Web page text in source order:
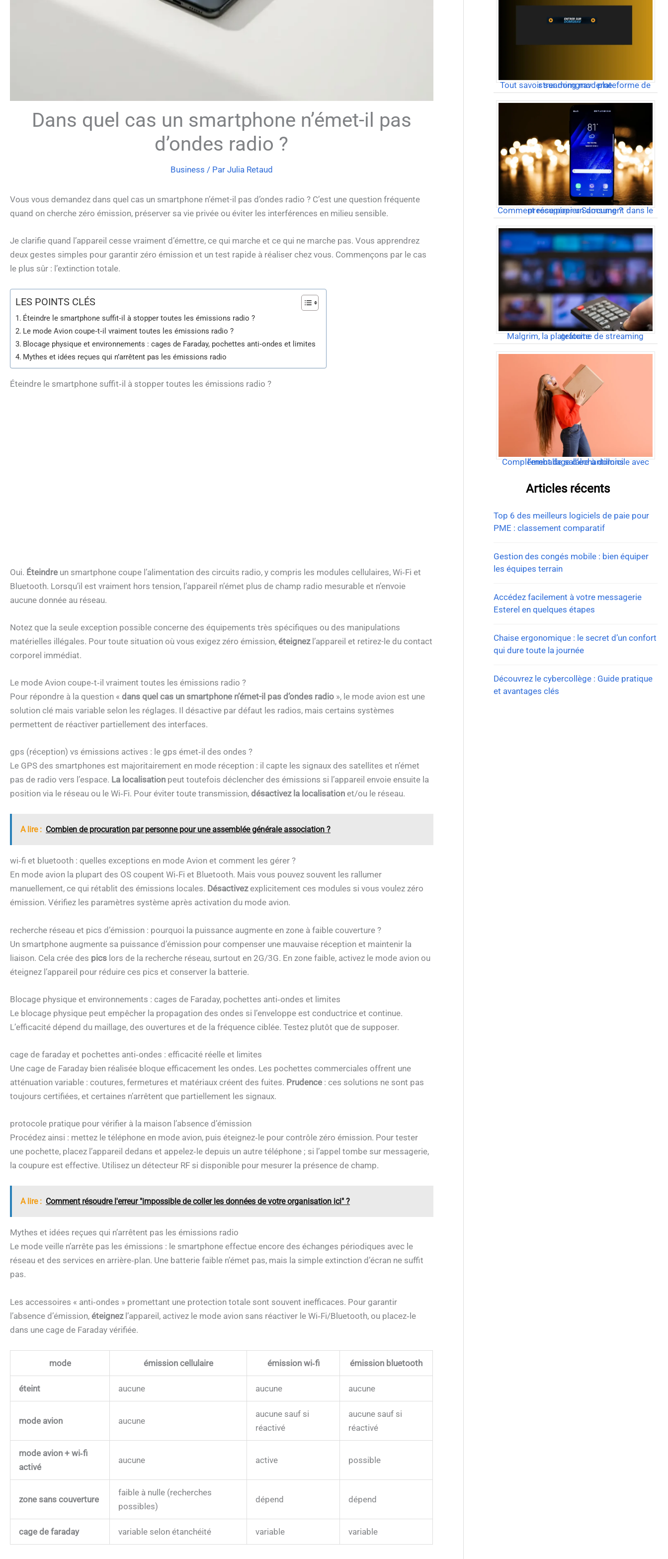
Dans quel cas un smartphone n’émet-il pas
d’ondes radio ?
Business / Par Julia Retaud
Vous vous demandez dans quel cas un smartphone n’émet-il pas d’ondes radio ? C’est une question fréquente
quand on cherche zéro émission, préserver sa vie privée ou éviter les interférences en milieu sensible.
Je clarifie quand l’appareil cesse vraiment d’émettre, ce qui marche et ce qui ne marche pas. Vous apprendrez
deux gestes simples pour garantir zéro émission et un test rapide à réaliser chez vous. Commençons par le cas
le plus sûr : l’extinction totale.
LES POINTS CLÉS
Éteindre le smartphone suffit‑il à stopper toutes les émissions radio ?
Le mode Avion coupe‑t‑il vraiment toutes les émissions radio ?
Blocage physique et environnements : cages de Faraday, pochettes anti‑ondes et limites
Mythes et idées reçues qui n’arrêtent pas les émissions radio
Éteindre le smartphone suffit‑il à stopper toutes les émissions radio ?
Oui. Éteindre un smartphone coupe l’alimentation des circuits radio, y compris les modules cellulaires, Wi‑Fi et
Bluetooth. Lorsqu’il est vraiment hors tension, l’appareil n’émet plus de champ radio mesurable et n’envoie
aucune donnée au réseau.
Notez que la seule exception possible concerne des équipements très spécifiques ou des manipulations
matérielles illégales. Pour toute situation où vous exigez zéro émission, éteignezl’appareil et retirez-le du contact
corporel immédiat.
Le mode Avion coupe‑t‑il vraiment toutes les émissions radio ?
Pour répondre à la question « dans quel cas un smartphone n’émet-il pas d’ondes radio », le mode avion est une
solution clé mais variable selon les réglages. Il désactive par défaut les radios, mais certains systèmes
permettent de réactiver partiellement des interfaces.
gps (réception) vs émissions actives : le gps émet‑il des ondes ?
Le GPS des smartphones est majoritairement en mode réception : il capte les signaux des satellites et n’émet
pas de radio vers l’espace. La localisation peut toutefois déclencher des émissions si l’appareil envoie ensuite la
position via le réseau ou le Wi‑Fi. Pour éviter toute transmission, désactivez la localisation et/ou le réseau.
A lire : Combien de procuration par personne pour une assemblée générale association ?
wi‑fi et bluetooth : quelles exceptions en mode Avion et comment les gérer ?
En mode avion la plupart des OS coupent Wi‑Fi et Bluetooth. Mais vous pouvez souvent les rallumer
manuellement, ce qui rétablit des émissions locales. Désactivezexplicitement ces modules si vous voulez zéro
émission. Vérifiez les paramètres système après activation du mode avion.
recherche réseau et pics d’émission : pourquoi la puissance augmente en zone à faible couverture ?
Un smartphone augmente sa puissance d’émission pour compenser une mauvaise réception et maintenir la
liaison. Cela crée des pics lors de la recherche réseau, surtout en 2G/3G. En zone faible, activez le mode avion ou
éteignez l’appareil pour réduire ces pics et conserver la batterie.
Blocage physique et environnements : cages de Faraday, pochettes anti‑ondes et limites
Le blocage physique peut empêcher la propagation des ondes si l’enveloppe est conductrice et continue.
L’efficacité dépend du maillage, des ouvertures et de la fréquence ciblée. Testez plutôt que de supposer.
cage de faraday et pochettes anti‑ondes : efficacité réelle et limites
Une cage de Faraday bien réalisée bloque efficacement les ondes. Les pochettes commerciales offrent une
atténuation variable : coutures, fermetures et matériaux créent des fuites. Prudence : ces solutions ne sont pas
toujours certifiées, et certaines n’arrêtent que partiellement les signaux.
protocole pratique pour vérifier à la maison l’absence d’émission
Procédez ainsi : mettez le téléphone en mode avion, puis éteignez‑le pour contrôle zéro émission. Pour tester
une pochette, placez l’appareil dedans et appelez‑le depuis un autre téléphone ; si l’appel tombe sur messagerie,
la coupure est effective. Utilisez un détecteur RF si disponible pour mesurer la présence de champ.
A lire : Comment résoudre l'erreur "impossible de coller les données de votre organisation ici" ?
Mythes et idées reçues qui n’arrêtent pas les émissions radio
Le mode veille n’arrête pas les émissions : le smartphone effectue encore des échanges périodiques avec le
réseau et des services en arrière‑plan. Une batterie faible n’émet pas, mais la simple extinction d’écran ne suffit
pas.
Les accessoires « anti‑ondes » promettant une protection totale sont souvent inefficaces. Pour garantir
l’absence d’émission, éteignezl’appareil, activez le mode avion sans réactiver le Wi‑Fi/Bluetooth, ou placez‑le
dans une cage de Faraday vérifiée.
mode émission cellulaire émission wi‑fi émission bluetooth
éteint aucune aucune aucune
mode avion aucune
aucune sauf si
réactivé
aucune sauf si
réactivé
mode avion + wi‑fi
activé
aucune active possible
zone sans couverture
faible à nulle (recherches
possibles)
dépend dépend
cage de faraday variable selon étanchéité variable variable
Tout savoir sur domgrav : plateforme de streaming moderne
Comment récupérer un document dans le presse papier Samsung ?
Malgrim, la plateforme de streaming gratuite
Complément de salaire à domicile avec l’emballage d’échantillons
Articles récents
Top 6 des meilleurs logiciels de paie pour
PME : classement comparatif
Gestion des congés mobile : bien équiper
les équipes terrain
Accédez facilement à votre messagerie
Esterel en quelques étapes
Chaise ergonomique : le secret d’un confort
qui dure toute la journée
Découvrez le cybercollège : Guide pratique
et avantages clés